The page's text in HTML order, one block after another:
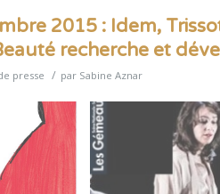
2015 : Idem,
recherche et
presse / par Sabine Aznar